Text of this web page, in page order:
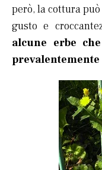
però, la cottura
gusto e
alcune erbe